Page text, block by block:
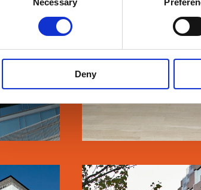
Necessary
Deny
SE MERE